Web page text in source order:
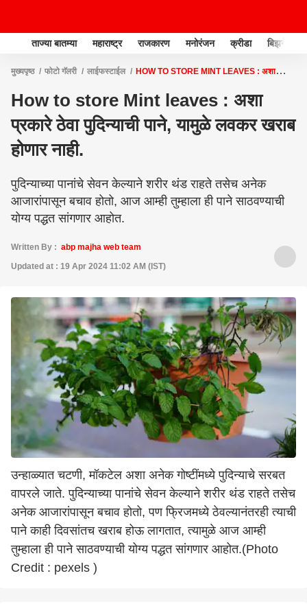
ताज्या बातम्या महाराष्ट्र राजकारण मनोरंजन क्रीडा बिझनेस
मुख्यपृष्ठ फोटो गॅलरी लाईफस्टाईल
HOW TO STORE MINT LEAVES : अशा
How to store Mint leaves : अशा
प्रकारे ठेवा पुदिन्याची पाने, यामुळे लवकर खराब
होणार नाही.
पुदिन्याच्या पानांचे सेवन केल्याने शरीर थंड राहते तसेच अनेक
आजारांपासून बचाव होतो, आज आम्ही तुम्हाला ही पाने साठवण्याची
योग्य पद्धत सांगणार आहोत.
Written By : abp majha web team
Updated at : 19 Apr 2024 11:02 AM (IST)
उन्हाळ्यात चटणी, मॉकटेल अशा अनेक गोष्टींमध्ये पुदिन्याचे सरबत
वापरले जाते. पुदिन्याच्या पानांचे सेवन केल्याने शरीर थंड राहते तसेच
अनेक आजारांपासून बचाव होतो, पण फ्रिजमध्ये ठेवल्यानंतरही त्याची
पाने काही दिवसांतच खराब होऊ लागतात, त्यामुळे आज आम्ही
तुम्हाला ही पाने साठवण्याची योग्य पद्धत सांगणार आहोत.(Photo
Credit : pexels )